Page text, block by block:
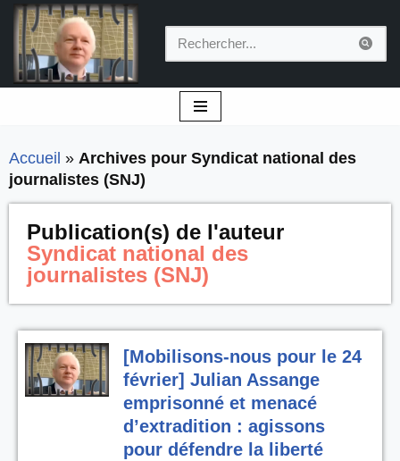
Aller
au
contenu
Accueil » Archives pour Syndicat national des
journalistes (SNJ)
Publication(s) de l'auteur
Syndicat national des
journalistes (SNJ)
[Mobilisons-nous pour le 24
février] Julian Assange
emprisonné et menacé
d’extradition : agissons
pour défendre la liberté